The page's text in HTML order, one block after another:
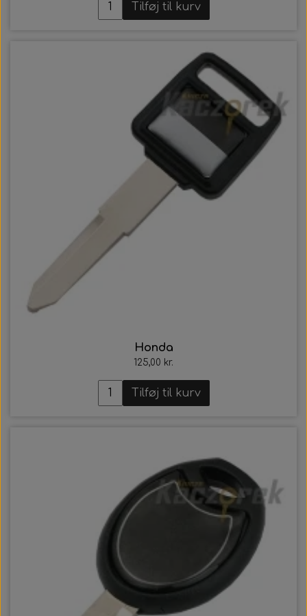
Tilføj til kurv
Honda
125,00 kr.
Tilføj til kurv